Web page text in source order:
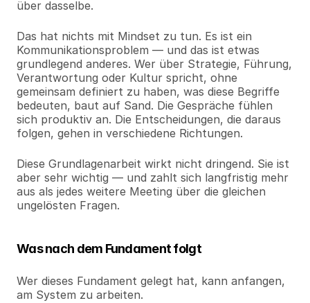
über dasselbe.
Das hat nichts mit Mindset zu tun. Es ist ein
Kommunikationsproblem — und das ist etwas
grundlegend anderes. Wer über Strategie, Führung,
Verantwortung oder Kultur spricht, ohne
gemeinsam definiert zu haben, was diese Begriffe
bedeuten, baut auf Sand. Die Gespräche fühlen
sich produktiv an. Die Entscheidungen, die daraus
folgen, gehen in verschiedene Richtungen.
Diese Grundlagenarbeit wirkt nicht dringend. Sie ist
aber sehr wichtig — und zahlt sich langfristig mehr
aus als jedes weitere Meeting über die gleichen
ungelösten Fragen.
Was nach dem Fundament folgt
Wer dieses Fundament gelegt hat, kann anfangen,
am System zu arbeiten.